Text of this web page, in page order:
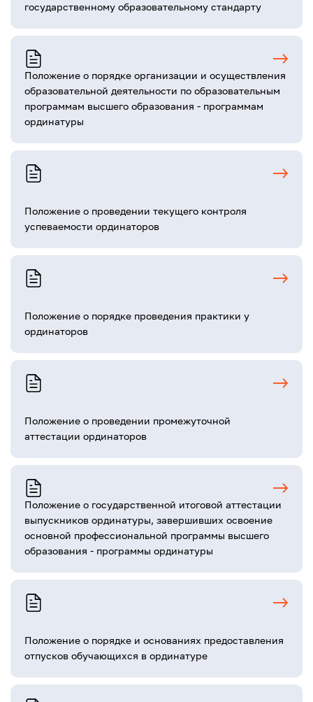
государственному образовательному стандарту
Положение о порядке организации и осуществления
образовательной деятельности по образовательным
программам высшего образования - программам
ординатуры
Положение о проведении текущего контроля
успеваемости ординаторов
Положение о порядке проведения практики у
ординаторов
Положение о проведении промежуточной
аттестации ординаторов
Положение о государственной итоговой аттестации
выпускников ординатуры, завершивших освоение
основной профессиональной программы высшего
образования - программы ординатуры
Положение о порядке и основаниях предоставления
отпусков обучающихся в ординатуре